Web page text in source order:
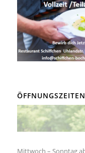
ÖFFNUNGSZEITEN
Mittwoch – Sonntag